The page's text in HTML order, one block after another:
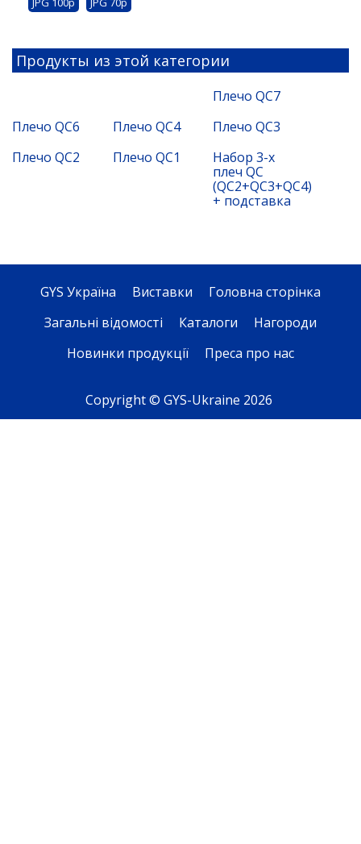
Продукты из этой категории
Плечо QC7
Плечо QC6
Плечо QC4
Плечо QC3
Плечо QC2
Плечо QC1
Набор 3-х
плеч QC
(QC2+QC3+QC4)
+ подставка
GYS Україна Виставки
Головна сторінка
Загальні відомості
Каталоги
Нагороди
Новинки продукції
Преса про нас
Copyright © GYS-Ukraine 2026